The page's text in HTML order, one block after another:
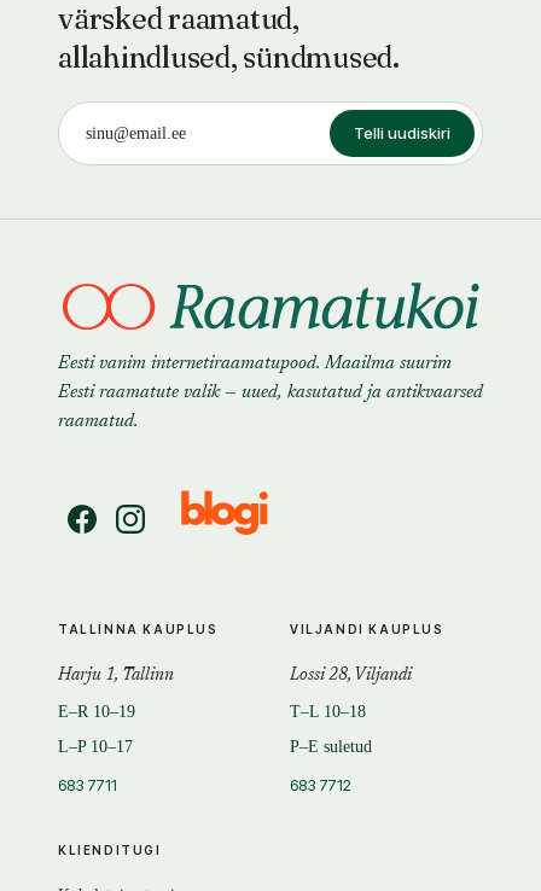
värsked raamatud,
allahindlused, sündmused.
Telli uudiskiri
Eesti vanim internetiraamatupood. Maailma suurim
Eesti raamatute valik — uued, kasutatud ja antikvaarsed
raamatud.
KLIENDITUGI
TALLINNA KAUPLUS
Harju 1, Tallinn
E–R 10–19
L–P 10–17
683 7711
VILJANDI KAUPLUS
Lossi 28, Viljandi
T–L 10–18
P–E suletud
683 7712